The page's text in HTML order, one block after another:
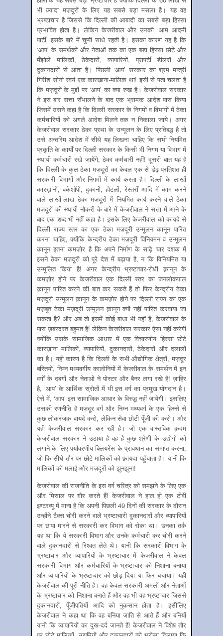
भी ज़्यादा मज़दूरों के लिए यह सबसे बड़ा मसला है। यह वह
भ्रष्टाचार है जिससे कि दिल्ली की आबादी का सबसे बड़ा हिस्सा
प्रभावित होता है। लेकिन केजरीवाल और उनकी ‘आम आदमी
पार्टी’ इसके बारे में चुप्पी साधे रहती है। इसका कारण यह है कि
‘आप’ के समर्थकों और नेताओं तक का एक बड़ा हिस्सा छोटे और
मँझोले मालिकों, ठेकेदारों, व्यापारियों, प्रापर्टी डीलरों और
दुकानदारों से आता है। पिछली ‘आप’ सरकार का श्रम मन्त्री
गिरीश सोनी स्वयं एक कारख़ाना-मालिक था! इसी से पता चलता है
कि मज़दूरों के मुद्दों पर ‘आप’ का क्या रुख़ है। केजरीवाल सरकार
ने इस बार सत्ता सँभालने के बाद एक भ्रामक आदेश पास किया
जिसमें उसने कहा है कि दिल्ली सरकार के निगमों व विभागों में ठेका
कर्मचारियों को अगले आदेश मिलने तक न निकाला जाये। अगर
केजरीवाल सरकार ठेका प्रथा के उन्मूलन के लिए प्रतिबद्ध है तो
उसे अन्तरिम आदेश में सीधे यह लिखना चा‍हि‍ए कि सभी नियमित
प्रकृति के कार्यों पर दिल्ली सरकार के किसी भी निगम या विभाग में
स्थायी कर्मचारी रखे जायेंगे, ठेका कर्मचारी नहीं! दूसरी बात यह है
कि दिल्ली के कुल ठेका मज़दूरों का केवल एक से डेढ़ प्रतिशत ही
सरकारी विभागों और निगमों में कार्य करता है। दिल्ली के लाखों
कारख़ानों, वर्कशॉपों, दुकानों, होटलों, रेस्तराँ आदि में काम करने
वाले लाखों-लाख ठेका मज़दूरों में नियमित कार्य करने वाले ठेका
मज़दूरों की स्थायी नौकरी के बारे में केजरीवाल ने सत्ता में आने के
बाद एक शब्द भी नहीं कहा है। इसके लिए केजरीवाल को कायदे से
दिल्ली राज्य स्तर का एक ठेका मज़दूरी उन्मूलन क़ानून पारित
करना चाहिए, क्योंकि केन्द्रीय ठेका मज़दूरी विनियमन व उन्मूलन
क़ानून इतना कमज़ोर है कि अपने निर्माण के साढ़े चार दशक में
इसने ठेका मज़दूरी को पूरे देश में बढ़ाया है, न कि विनियमित या
उन्मूलित किया है! अगर केन्द्रीय भ्रष्टाचार-रोधी क़ानून के
कमज़ोर होने पर केजरीवाल एक दिल्ली स्तर का जनलोकपाल
क़ानून पारित करने की बात कर सकते हैं तो फिर केन्द्रीय ठेका
मज़दूरी उन्मूलन क़ानून के कमज़ोर होने पर दिल्ली राज्य का एक
मज़बूत ठेका मज़दूरी उन्मूलन क़ानून क्यों नहीं पारित करवाया जा
सकता है? और अब तो इसमें कोई बाधा भी नहीं है, केजरीवाल के
पास ज़बरदस्त बहुमत है! लेकिन केजरीवाल सरकार ऐसा नहीं करेगी
क्योंकि उसके सामाजिक आधार में एक विचारणीय हिस्सा छोटे
कारख़ाना मालिकों, व्यापारियों, दुकानदारों, ठेकेदारों और दलालों
का है। यही कारण है कि दिल्ली के सभी औद्योगिक क्षेत्रों, मज़दूर
बस्तियों, निम्न मध्यवर्गीय कालोनियों में केजरीवाल के समर्थन में इन
वर्गों के दबंगों और नेताओं ने पोस्टर और बैनर लगा रखे हैं! ज़ाहिर
है, ‘आप’ के आर्थिक स्रोतों में भी इस वर्ग का प्रमुख योगदान है।
ऐसे में, ‘आप’ इस सामाजिक आधार के विरुद्ध नहीं जायेगी। इसलिए
उसकी रणनीति है मज़दूर वर्ग और निम्न मध्यवर्ग के एक हिस्से से
कुछ लोकरंजक वायदे करो, लेकिन सेवा छोटी पूँजी की करो। और
यही केजरीवाल सरकार कर रही है। जो एक वास्तविक क़दम
केजरीवाल सरकार ने उठाया है वह है कुछ श्रेणी के उद्योगों को
लगाने के लिए पर्यावरणीय क्लियरेंस के प्रावधान का समाप्त करना,
जो कि सीधे तौर पर छोटे मालिकों को फ़ायदा पहुँचाता है। यानी कि
मालिकों को मलाई और मज़दूरों को झुनझुना!
केजरीवाल की राजनीति के इस वर्ग चरित्र को समझने के लिए एक
और मिसाल पर ग़ौर करते हैं! केजरीवाल ने हाल ही एक टीवी
इण्टरव्यू में माना है कि अपनी पिछली 49 दिनों की सरकार के दौरान
उन्होंने टैक्स चोरी करने वाले भ्रष्टाचारी दुकानदारों और व्यापारियों
पर छापा मारने से सरकारी कर विभाग को रोका था। उनका तर्क
यह था कि ये सरकारी विभाग और उनके कर्मचारी कर चोरी करने
वाले दुकानदारों से रिश्वत लेते थे। यानी कि सरकारी विभाग के
भ्रष्टाचार और व्यापारियों के भ्रष्टाचार में केजरीवाल ने केवल
सरकारी विभाग और कर्मचारियों के भ्रष्टाचार को निशाना बनाया
और व्यापारियों के भ्रष्टाचार को छोड़ दिया या फिर बचाया। यही
केजरीवाल की पूरी नीति है। वह केवल सरकारी अमलों और नेताओं
के भ्रष्टाचार को निशाना बनाते हैं और वह भी वह भ्रष्टाचार जिससे
दुकानदारों, पूँजीपतियों आदि को नुक़सान होता है। इसीलिए
केजरीवाल ने कहा था कि वह बनिया जाति से आते हैं और बनियों
यानी कि व्यापारियों का दुख-दर्द जानते हैं! केजरीवाल ने विशेष तौर